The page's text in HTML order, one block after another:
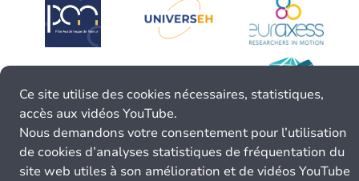
Ce site utilise des cookies nécessaires, statistiques,
accès aux vidéos YouTube.
Nous demandons votre consentement pour l’utilisation
de cookies d’analyses statistiques de fréquentation du
site web utiles à son amélioration et de vidéos YouTube